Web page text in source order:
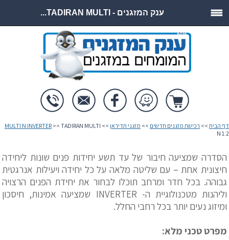
ענק המזגנים - TADIRAN MULTI...
דף הבית >> רכישת מזגנים חדשים >> מזגני תדיראן >>
MULTI N INVERTER >> TADIRAN MULTI
N 1:2
הסדרה שמציעה חיבור של עד תשע יחידות פנים שונות ליחידה
חיצונית אחת – עם שליטה מלאה על כל יחידה ויעילות אנרגטית
גבוהה. בכל חדר ומרחב תוכלו לבחור את יחידת הפנים הרצויה
וליהנות מטכנולוגיית ה- INVERTER שמציעה אמינות, חיסכון
ומיזוג נעים יותר בכל רחבי החלל.
מפרט טכני מלא: